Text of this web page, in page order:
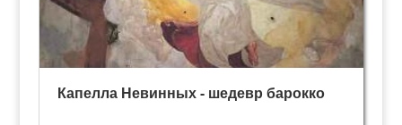
Капелла Невинных - шедевр барокко